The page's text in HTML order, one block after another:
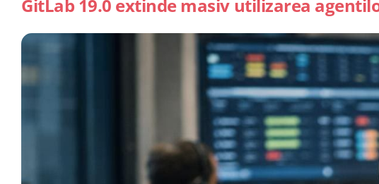
GitLab 19.0 extinde masiv utilizarea